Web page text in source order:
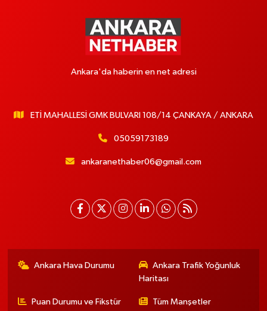
Ankara'da haberin en net adresi
ETİ MAHALLESİ GMK BULVARI 108/14 ÇANKAYA / ANKARA
05059173189
ankaranethaber06@gmail.com
Ankara Hava Durumu
Ankara Trafik Yoğunluk
Haritası
Puan Durumu ve Fikstür Tüm Manşetler